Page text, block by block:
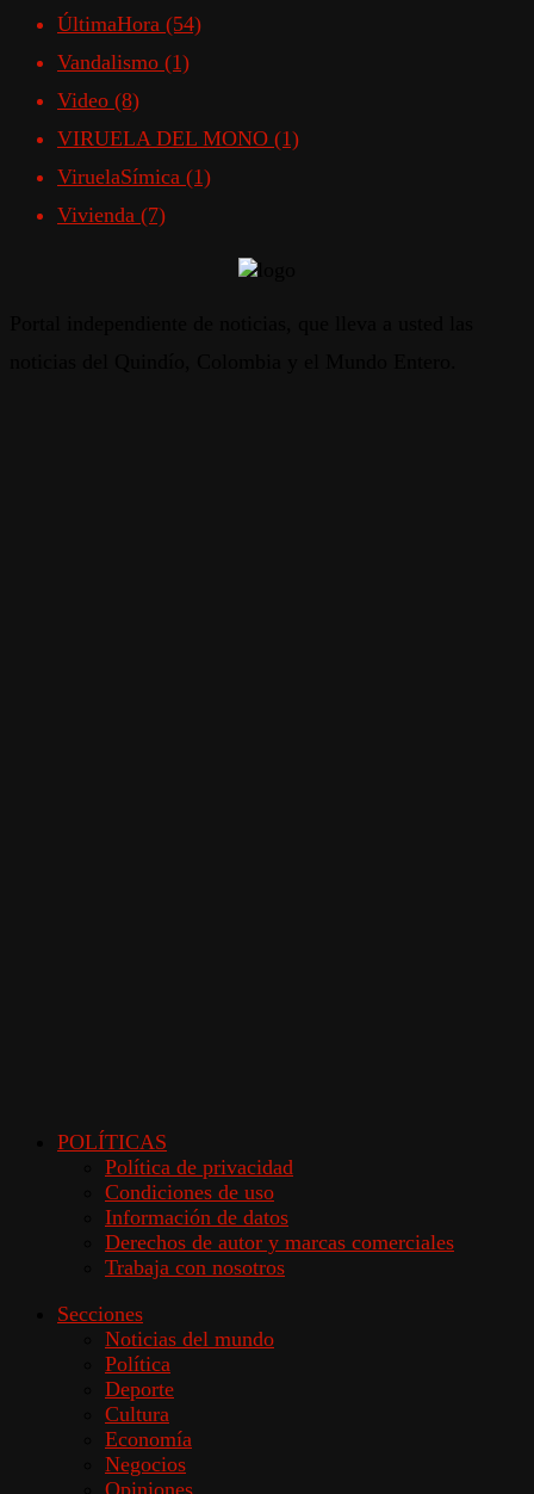
ÚltimaHora (54)
Vandalismo (1)
Video (8)
VIRUELA DEL MONO (1)
ViruelaSímica (1)
Vivienda (7)
POLÍTICAS
Política de privacidad
Condiciones de uso
Información de datos
Derechos de autor y marcas comerciales
Trabaja con nosotros
Secciones
Noticias del mundo
Política
Deporte
Cultura
Economía
Negocios
Opiniones